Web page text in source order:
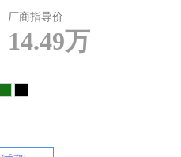
厂商指导价
14.49万